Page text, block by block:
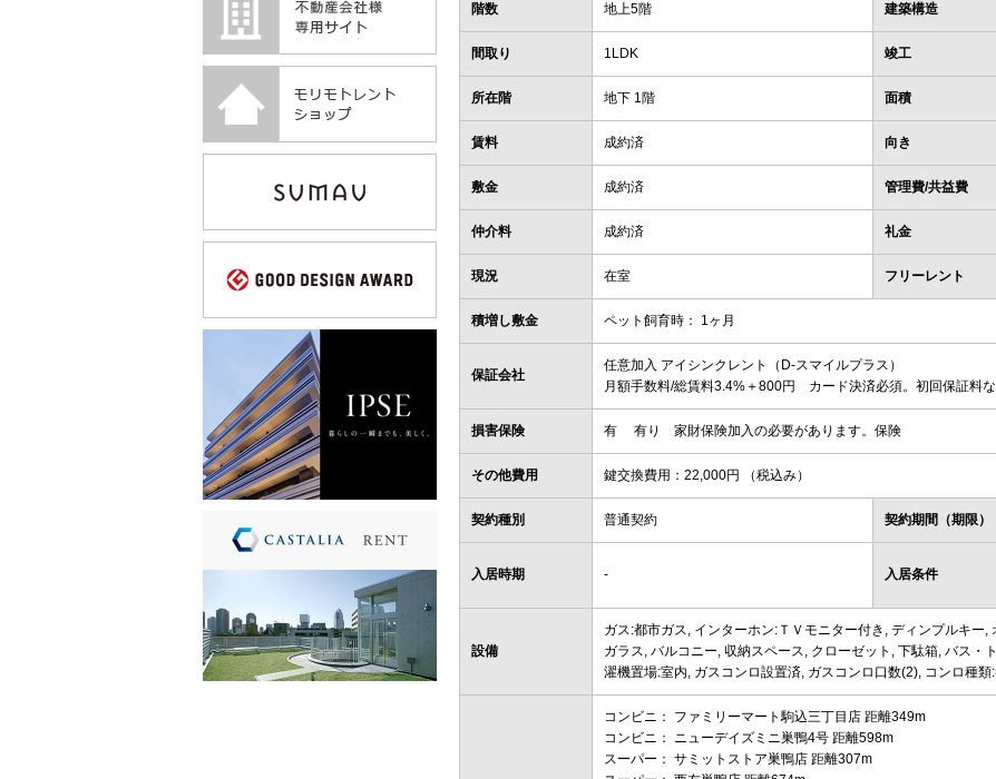
階数 地上5階 建築構造
間取り 1LDK 竣工
所在階 地下 1階 面積
賃料 成約済 向き
敷金 成約済 管理費/共益費
仲介料 成約済 礼金
現況 在室 フリーレント
積増し敷金 ペット飼育時： 1ヶ月
保証会社
任意加入 アイシンクレント（D-スマイルプラス）
月額手数料/総賃料3.4%＋800円 カード決済必須。初回保証料
損害保険 有 有り 家財保険加入の必要があります。保険
その他費用 鍵交換費用：22,000円 （税込み）
契約種別 普通契約 契約期間（期限）
入居時期 - 入居条件
設備
ガス:都市ガス, インターホン:ＴＶモニター付き, ディンプルキー
ガラス, バルコニー, 収納スペース, クローゼット, 下駄箱, バス・
濯機置場:室内, ガスコンロ設置済, ガスコンロ口数(2), コンロ種
コンビニ： ファミリーマート駒込三丁目店 距離349m
コンビニ： ニューデイズミニ巣鴨4号 距離598m
スーパー： サミットストア巣鴨店 距離307m